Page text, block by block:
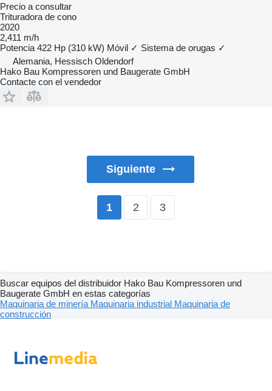
Precio a consultar
Trituradora de cono
2020
2,411 m/h
Potencia 422 Hp (310 kW) Móvil ✓ Sistema de orugas ✓
Alemania, Hessisch Oldendorf
Hako Bau Kompressoren und Baugerate GmbH
Contacte con el vendedor
Siguiente
1 2 3
Buscar equipos del distribuidor Hako Bau Kompressoren und
Baugerate GmbH en estas categorías
Maquinaria de minería Maquinaria industrial Maquinaria de
construcción